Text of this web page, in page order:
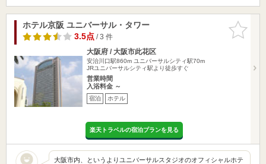
お気に入
りに追加
ホテル京阪 ユニバーサル・タワー
3.5点/ 3 件
大阪府 / 大阪市此花区
安治川口駅860m ユニバーサルシティ駅70m
JRユニバーサルシティ駅より徒歩すぐ
営業時間
入浴料金 ～
宿泊 ホテル
楽天トラベルの宿泊プランを見る
大阪市内、というよりユニバーサルスタジオのオフィシャルホテ